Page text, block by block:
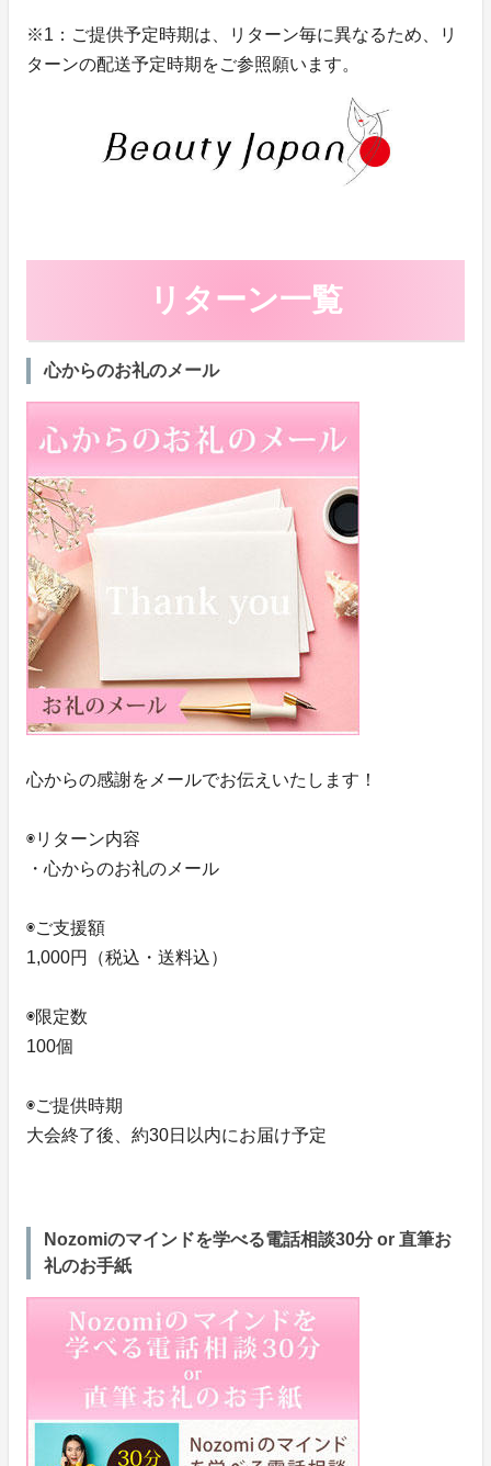
※1：ご提供予定時期は、リターン毎に異なるため、リ
ターンの配送予定時期をご参照願います。
リターン一覧
心からのお礼のメール
心からの感謝をメールでお伝えいたします！
◉リターン内容
・心からのお礼のメール
◉ご支援額
1,000円（税込・送料込）
◉限定数
100個
◉ご提供時期
大会終了後、約30日以内にお届け予定
Nozomiのマインドを学べる電話相談30分 or 直筆お
礼のお手紙